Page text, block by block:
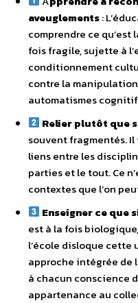
aveuglements:
comprendre ce
fois fragile, sujette à
conditionnement
contre la
automatismes
Relier plutôt que
souvent fragmentés.
liens entre les
parties et le tout. Ce
contextes que l’on
Enseigner ce que
est à la fois
l’école disloque cette
approche intégrée de
à chacun conscience
appartenance au